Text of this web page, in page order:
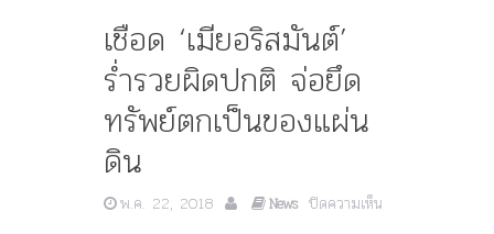
เชือด ‘เมียอริสมันต์’
ร่ำรวยผิดปกติ จ่อยึด
ทรัพย์ตกเป็นของแผ่น
ดิน
พ.ค. 22, 2018 News ปิดความเห็น